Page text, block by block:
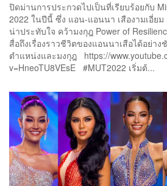
ปิดม่านการประกวดไปเป็นที่เรียบร้อยกับ
2022 ในปีนี้ ซึ่ง แอน-แอนนา เสืองามเอี่ย
น่าประทับใจ คว้ามงกุฎ Power of
สื่อถึงเรื่องราวชีวิตของแอนนาเสือได้อย่าง
ตำแหน่งและมงกุฎ https://
v=HneoTU8VEsE #MUT2022 เริ่มต้...